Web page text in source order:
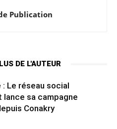
Publication
DE L'AUTEUR
: Le réseau social
lance sa campagne
Conakry